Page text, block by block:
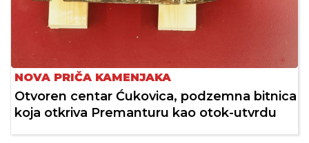
NOVA PRIČA KAMENJAKA
Otvoren centar Ćukovica, podzemna bitnica
koja otkriva Premanturu kao otok-utvrdu